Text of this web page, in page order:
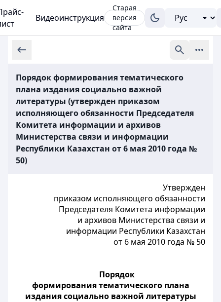
Видеоинструкция
Старая
версия
сайта
Порядок формирования тематического
плана издания социально важной
литературы (утвержден приказом
исполняющего обязанности Председателя
Комитета информации и архивов
Министерства связи и информации
Республики Казахстан от 6 мая 2010 года №
50)
Утвержден
приказом исполняющего обязанности
Председателя Комитета информации
и архивов Министерства связи и
информации Республики Казахстан
от 6 мая 2010 года № 50
Порядок
формирования тематического плана
издания социально важной литературы